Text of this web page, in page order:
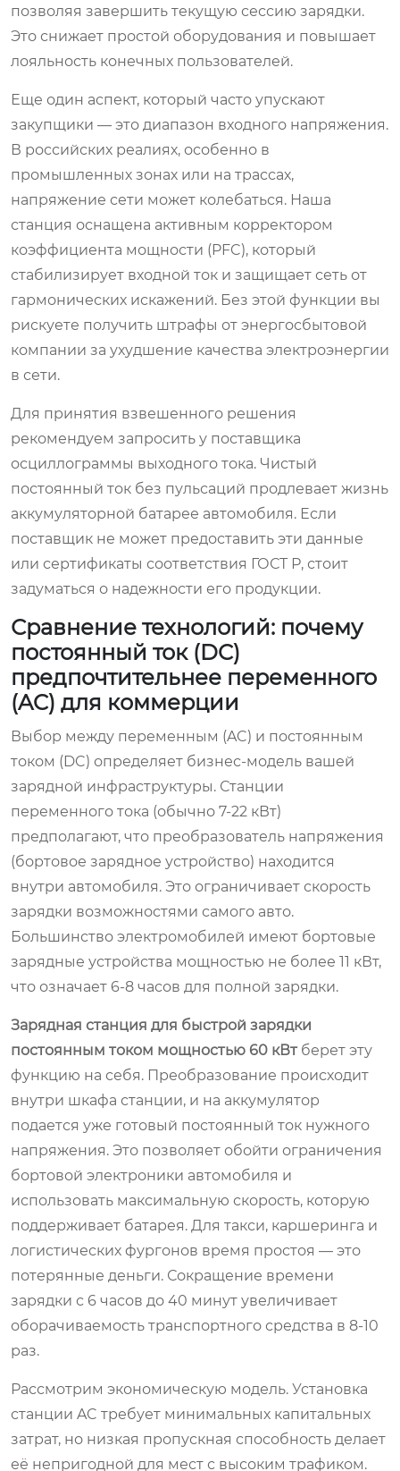
позволяя завершить текущую сессию зарядки.
Это снижает простой оборудования и повышает
лояльность конечных пользователей.
Еще один аспект, который часто упускают
закупщики — это диапазон входного напряжения.
В российских реалиях, особенно в
промышленных зонах или на трассах,
напряжение сети может колебаться. Наша
станция оснащена активным корректором
коэффициента мощности (PFC), который
стабилизирует входной ток и защищает сеть от
гармонических искажений. Без этой функции вы
рискуете получить штрафы от энергосбытовой
компании за ухудшение качества электроэнергии
в сети.
Для принятия взвешенного решения
рекомендуем запросить у поставщика
осциллограммы выходного тока. Чистый
постоянный ток без пульсаций продлевает жизнь
аккумуляторной батарее автомобиля. Если
поставщик не может предоставить эти данные
или сертификаты соответствия ГОСТ Р, стоит
задуматься о надежности его продукции.
Сравнение технологий: почему
постоянный ток (DC)
предпочтительнее переменного
(AC) для коммерции
Выбор между переменным (AC) и постоянным
током (DC) определяет бизнес-модель вашей
зарядной инфраструктуры. Станции
переменного тока (обычно 7-22 кВт)
предполагают, что преобразователь напряжения
(бортовое зарядное устройство) находится
внутри автомобиля. Это ограничивает скорость
зарядки возможностями самого авто.
Большинство электромобилей имеют бортовые
зарядные устройства мощностью не более 11 кВт,
что означает 6-8 часов для полной зарядки.
Зарядная станция для быстрой зарядки
постоянным током мощностью 60 кВтберет эту
функцию на себя. Преобразование происходит
внутри шкафа станции, и на аккумулятор
подается уже готовый постоянный ток нужного
напряжения. Это позволяет обойти ограничения
бортовой электроники автомобиля и
использовать максимальную скорость, которую
поддерживает батарея. Для такси, каршеринга и
логистических фургонов время простоя — это
потерянные деньги. Сокращение времени
зарядки с 6 часов до 40 минут увеличивает
оборачиваемость транспортного средства в 8-10
раз.
Рассмотрим экономическую модель. Установка
станции AC требует минимальных капитальных
затрат, но низкая пропускная способность делает
её непригодной для мест с высоким трафиком.